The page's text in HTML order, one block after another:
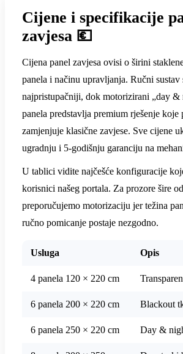
Cijene i specifikacije
zavjesa 💶
Cijena panel zavjesa ovisi o širini
panela i načinu upravljanja. Ručni sustav
najpristupačniji, dok motorizirani „day &
panela predstavlja premium rješenje koje
zamjenjuje klasične zavjese. Sve cijene
ugradnju i 5-godišnju garanciju na
U tablici vidite najčešće konfiguracije
korisnici našeg portala. Za prozore šire
preporučujemo motorizaciju jer težina
ručno pomicanje postaje nezgodno.
Usluga Opis
4 panela 120 × 220 cm
6 panela 200 × 220 cm Blackout
6 panela 250 × 220 cm Day &